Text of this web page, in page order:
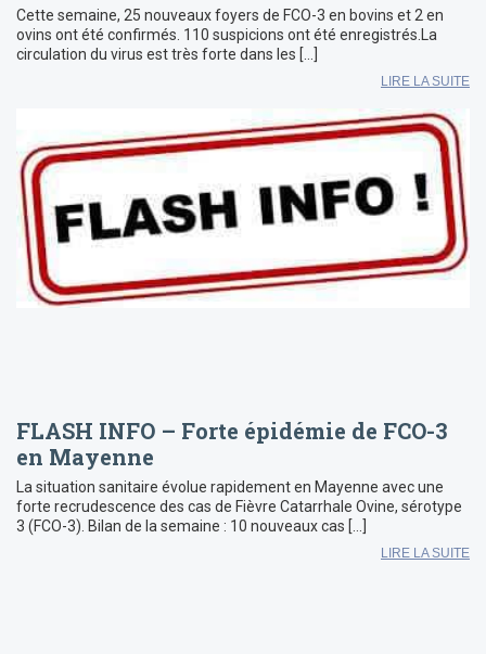
Cette semaine, 25 nouveaux foyers de FCO-3 en bovins et 2 en
ovins ont été confirmés. 110 suspicions ont été enregistrés.La
circulation du virus est très forte dans les […]
LIRE LA SUITE
FLASH INFO – Forte épidémie de FCO-3
en Mayenne
La situation sanitaire évolue rapidement en Mayenne avec une
forte recrudescence des cas de Fièvre Catarrhale Ovine, sérotype
3 (FCO-3). Bilan de la semaine : 10 nouveaux cas […]
LIRE LA SUITE